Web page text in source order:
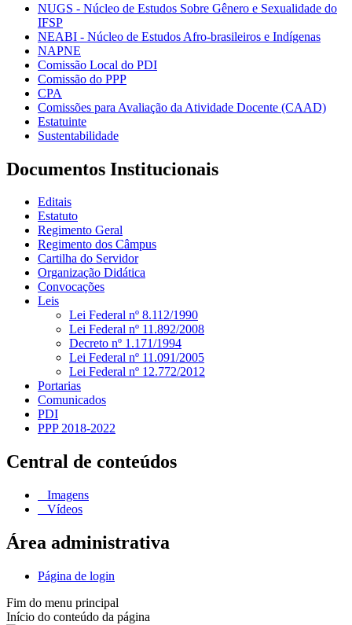
NUGS - Núcleo de Estudos Sobre Gênero e Sexualidade do
IFSP
NEABI - Núcleo de Estudos Afro-brasileiros e Indígenas
NAPNE
Comissão Local do PDI
Comissão do PPP
CPA
Comissões para Avaliação da Atividade Docente (CAAD)
Estatuinte
Sustentabilidade
Documentos Institucionais
Editais
Estatuto
Regimento Geral
Regimento dos Câmpus
Cartilha do Servidor
Organização Didática
Convocações
Leis
Lei Federal nº 8.112/1990
Lei Federal nº 11.892/2008
Decreto nº 1.171/1994
Lei Federal nº 11.091/2005
Lei Federal nº 12.772/2012
Portarias
Comunicados
PDI
PPP 2018-2022
Central de conteúdos
Imagens
Vídeos
Área administrativa
Página de login
Fim do menu principal
Início do conteúdo da página